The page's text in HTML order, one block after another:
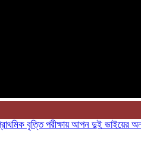
বৃত্তি পরীক্ষায় আপন দুই ভাইয়ের অনন্য